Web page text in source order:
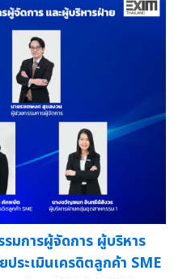
มการผู้จัดการ ผู้บริหาร
ระเมินเครดิตลูกค้า SME